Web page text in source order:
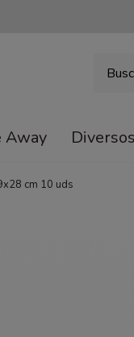
Away Diversos
cm 10 uds